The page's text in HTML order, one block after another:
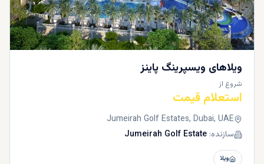
ویلاهای ویسپرینگ پاینز
شروع از
استعلام قیمت
Jumeirah Golf Estates, Dubai, UAE
سازنده: Jumeirah Golf Estate
ویلا